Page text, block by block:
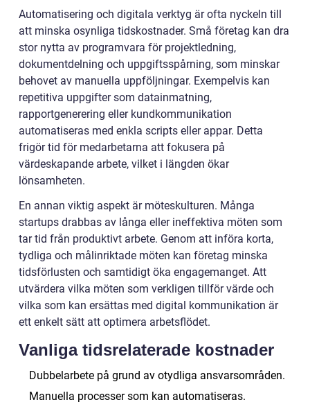
Automatisering och digitala verktyg är ofta nyckeln till
att minska osynliga tidskostnader. Små företag kan dra
stor nytta av programvara för projektledning,
dokumentdelning och uppgiftsspårning, som minskar
behovet av manuella uppföljningar. Exempelvis kan
repetitiva uppgifter som datainmatning,
rapportgenerering eller kundkommunikation
automatiseras med enkla scripts eller appar. Detta
frigör tid för medarbetarna att fokusera på
värdeskapande arbete, vilket i längden ökar
lönsamheten.
En annan viktig aspekt är möteskulturen. Många
startups drabbas av långa eller ineffektiva möten som
tar tid från produktivt arbete. Genom att införa korta,
tydliga och målinriktade möten kan företag minska
tidsförlusten och samtidigt öka engagemanget. Att
utvärdera vilka möten som verkligen tillför värde och
vilka som kan ersättas med digital kommunikation är
ett enkelt sätt att optimera arbetsflödet.
Vanliga tidsrelaterade kostnader
Dubbelarbete på grund av otydliga ansvarsområden.
Manuella processer som kan automatiseras.